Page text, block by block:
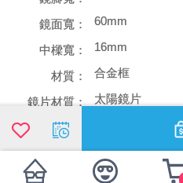
鏡面寬： 60mm
中樑寬： 16mm
材質： 合金框
鏡片材質： 太陽鏡片
款式：